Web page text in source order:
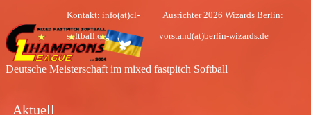
Deutsche Meisterschaft im mixed fastpitch Softball
Aktuell
Kontakt: info(at)cl-
softball.org
Ausrichter 2026 Wizards Berlin:
vorstand(at)berlin-wizards.de